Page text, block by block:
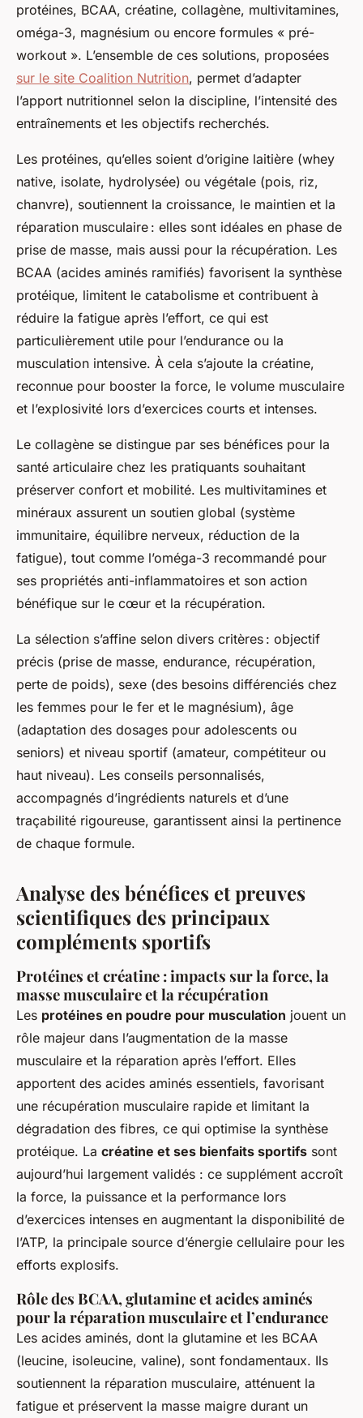
protéines, BCAA, créatine, collagène, multivitamines,
oméga-3, magnésium ou encore formules « pré-
workout ». L’ensemble de ces solutions, proposées
sur le site Coalition Nutrition, permet d’adapter
l’apport nutritionnel selon la discipline, l’intensité des
entraînements et les objectifs recherchés.
Les protéines, qu’elles soient d’origine laitière (whey
native, isolate, hydrolysée) ou végétale (pois, riz,
chanvre), soutiennent la croissance, le maintien et la
réparation musculaire : elles sont idéales en phase de
prise de masse, mais aussi pour la récupération. Les
BCAA (acides aminés ramifiés) favorisent la synthèse
protéique, limitent le catabolisme et contribuent à
réduire la fatigue après l’effort, ce qui est
particulièrement utile pour l’endurance ou la
musculation intensive. À cela s’ajoute la créatine,
reconnue pour booster la force, le volume musculaire
et l’explosivité lors d’exercices courts et intenses.
Le collagène se distingue par ses bénéfices pour la
santé articulaire chez les pratiquants souhaitant
préserver confort et mobilité. Les multivitamines et
minéraux assurent un soutien global (système
immunitaire, équilibre nerveux, réduction de la
fatigue), tout comme l’oméga-3 recommandé pour
ses propriétés anti-inflammatoires et son action
bénéfique sur le cœur et la récupération.
La sélection s’affine selon divers critères : objectif
précis (prise de masse, endurance, récupération,
perte de poids), sexe (des besoins différenciés chez
les femmes pour le fer et le magnésium), âge
(adaptation des dosages pour adolescents ou
seniors) et niveau sportif (amateur, compétiteur ou
haut niveau). Les conseils personnalisés,
accompagnés d’ingrédients naturels et d’une
traçabilité rigoureuse, garantissent ainsi la pertinence
de chaque formule.
Analyse des bénéfices et preuves
scientifiques des principaux
compléments sportifs
Protéines et créatine : impacts sur la force, la
masse musculaire et la récupération
Les protéines en poudre pour musculation jouent un
rôle majeur dans l’augmentation de la masse
musculaire et la réparation après l’effort. Elles
apportent des acides aminés essentiels, favorisant
une récupération musculaire rapide et limitant la
dégradation des fibres, ce qui optimise la synthèse
protéique. La créatine et ses bienfaits sportifs sont
aujourd’hui largement validés : ce supplément accroît
la force, la puissance et la performance lors
d’exercices intenses en augmentant la disponibilité de
l’ATP, la principale source d’énergie cellulaire pour les
efforts explosifs.
Rôle des BCAA, glutamine et acides aminés
pour la réparation musculaire et l’endurance
Les acides aminés, dont la glutamine et les BCAA
(leucine, isoleucine, valine), sont fondamentaux. Ils
soutiennent la réparation musculaire, atténuent la
fatigue et préservent la masse maigre durant un